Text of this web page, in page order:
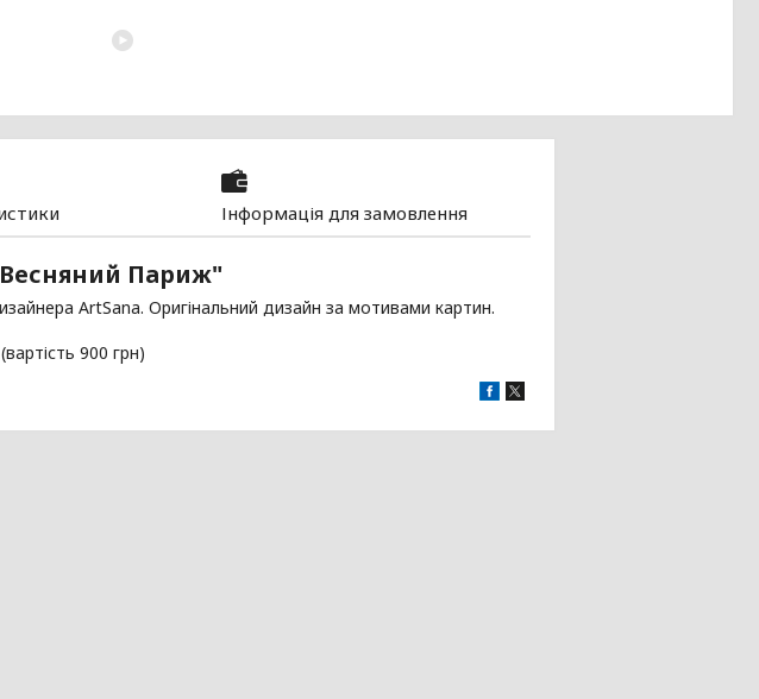
Інформація для замовлення
Париж"
ArtSana. Оригінальний дизайн за мотивами картин.
900 грн)